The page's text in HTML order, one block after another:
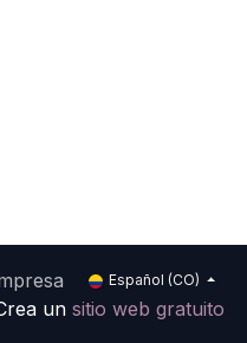
Español (CO)
un sitio web gratuito